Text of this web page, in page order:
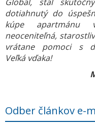
dotiahnutý do
kúpe apartmánu
neoceniteľná,
vrátane pomoci s
Veľká vďaka!
Odber článkov e-